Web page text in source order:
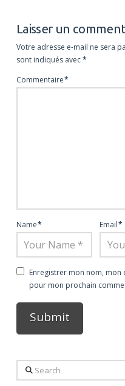
Laisser un
Votre adresse e-mail ne sera
sont indiqués avec*
Commentaire*
Name* Email*
Enregistrer mon nom, mon
pour mon prochain
Search